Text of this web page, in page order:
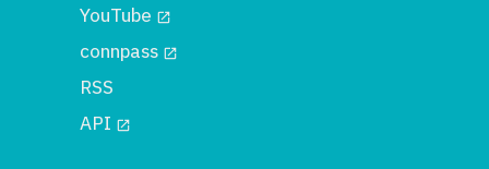
YouTube open_in_new
connpass open_in_new
RSS
API open_in_new